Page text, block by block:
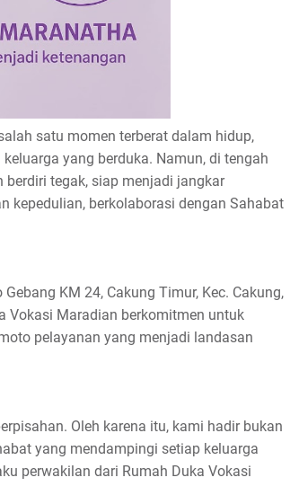
satu momen terberat dalam hidup,
yang berduka. Namun, di tengah
berdiri tegak, siap menjadi jangkar
kepedulian, berkolaborasi dengan Sahabat
KM 24, Cakung Timur, Kec. Cakung,
Vokasi Maradian berkomitmen untuk
pelayanan yang menjadi landasan
Oleh karena itu, kami hadir bukan
yang mendampingi setiap keluarga
perwakilan dari Rumah Duka Vokasi